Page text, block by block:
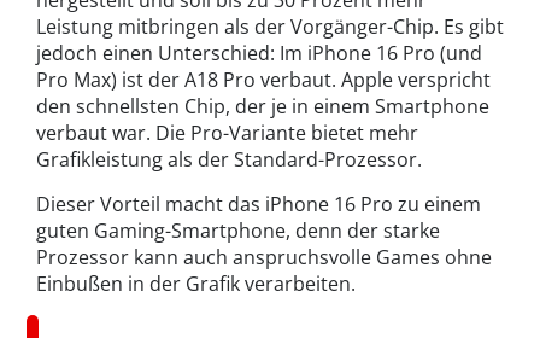
Leistung mitbringen als der Vorgänger-Chip. Es gibt
jedoch einen Unterschied: Im iPhone 16 Pro (und
Pro Max) ist der A18 Pro verbaut. Apple verspricht
den schnellsten Chip, der je in einem Smartphone
verbaut war. Die Pro-Variante bietet mehr
Grafikleistung als der Standard-Prozessor.
Dieser Vorteil macht das iPhone 16 Pro zu einem
guten Gaming-Smartphone, denn der starke
Prozessor kann auch anspruchsvolle Games ohne
Einbußen in der Grafik verarbeiten.